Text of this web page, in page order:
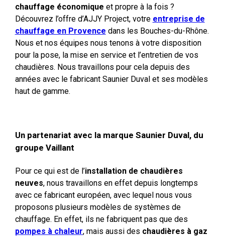
chauffage économique et propre à la fois ?
Découvrez l’offre d’AJJY Project, votre entreprise de
chauffage en Provence dans les Bouches-du-Rhône.
Nous et nos équipes nous tenons à votre disposition
pour la pose, la mise en service et l’entretien de vos
chaudières. Nous travaillons pour cela depuis des
années avec le fabricant Saunier Duval et ses modèles
haut de gamme.
Un partenariat avec la marque Saunier Duval, du
groupe Vaillant
Pour ce qui est de l’installation de chaudières
neuves, nous travaillons en effet depuis longtemps
avec ce fabricant européen, avec lequel nous vous
proposons plusieurs modèles de systèmes de
chauffage. En effet, ils ne fabriquent pas que des
pompes à chaleur, mais aussi des chaudières à gaz